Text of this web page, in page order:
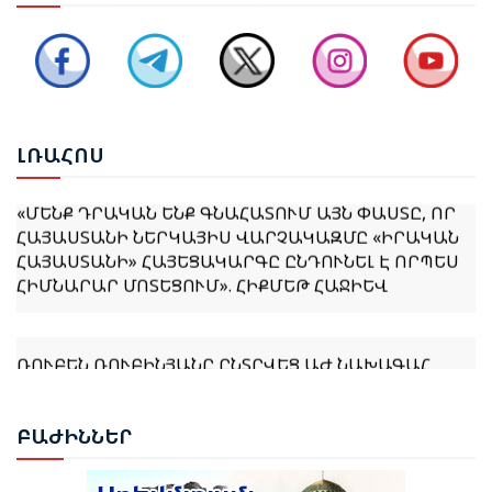
ԼՌԱՀՈՍ
ԱՇԽԱՏԱՆՔԱՅԻՆ ԽՄԲԻ ՀԱՆԴԻՊՈՒՄԸ
ՔՆՆԱՐԿՎԵԼ Է ՀՀ ԿԱՌԱՎԱՐՈՒԹՅԱՆ 2026–2031
ՀԱՅԱՍՏԱՆԻ ՆԵՐԿԱՅԻՍ ՎԱՐՉԱԿԱԶՄԸ «ԻՐԱԿԱՆ
ՀԱՅԱՍՏԱՆԻ» ՀԱՅԵՑԱԿԱՐԳԸ ԸՆԴՈՒՆԵԼ Է ՈՐՊԵՍ
ՀԻՄՆԱՐԱՐ ՄՈՏԵՑՈՒՄ». ՀԻՔՄԵԹ ՀԱՋԻԵՎ
ՆԱԽԱԳԱՀ ՎԱՀԱԳՆ ԽԱՉԱՏՈՒՐՅԱՆԸ ՍՏՈՐԱԳՐԵՑ
ՆԻԿՈԼ ՓԱՇԻՆՅԱՆԻՆ ՎԱՐՉԱՊԵՏ ՆՇԱՆԱԿԵԼՈՒ
ՄԱՍԻՆ ՀՐԱՄԱՆԱԳԻՐԸ
ԲԱԺԻՆՆԵՐ